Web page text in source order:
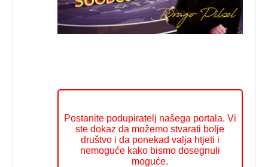
Postanite podupiratelj našega portala. Vi
ste dokaz da možemo stvarati bolje
društvo i da ponekad valja htjeti i
nemoguće kako bismo dosegnuli
moguće.